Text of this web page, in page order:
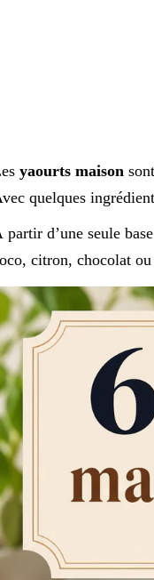
yaourts maison
quelques
partir d’une seule
citron, chocolat ou